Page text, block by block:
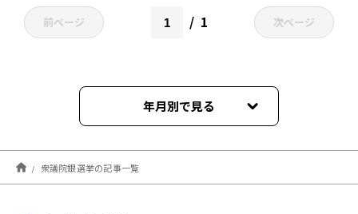
前ページ 1 次ページ
年月別で見る
2026年02月
2024年10月
衆議院銀選挙の記事一覧